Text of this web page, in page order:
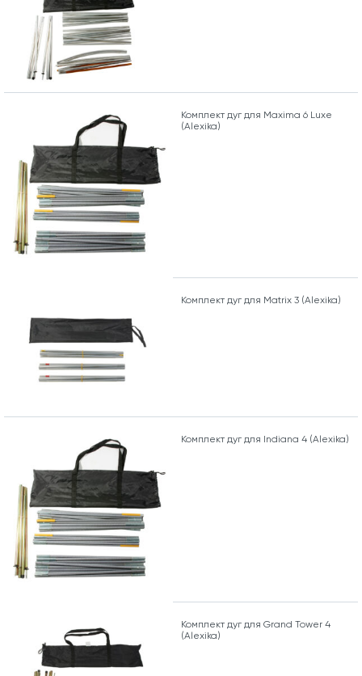
Комплект дуг для Maxima 6 Luxe
(Alexika)
Комплект дуг для Matrix 3 (Alexika)
Комплект дуг для Indiana 4 (Alexika)
Комплект дуг для Grand Tower 4
(Alexika)